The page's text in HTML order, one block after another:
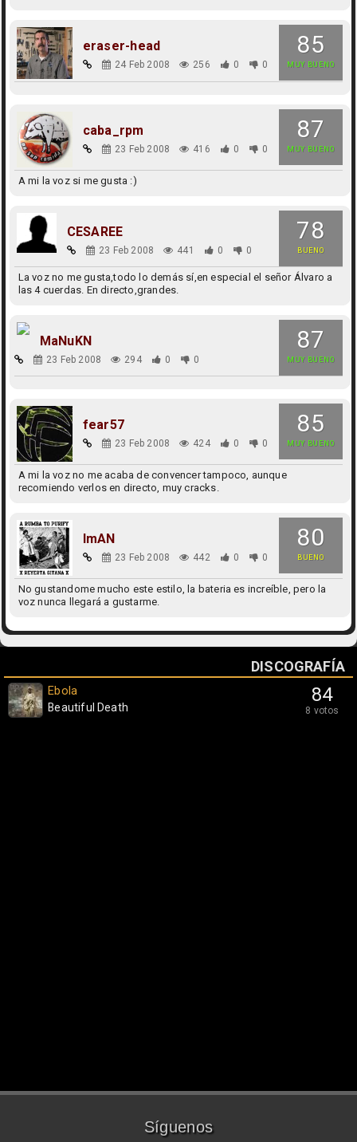
85
MUY BUENO
eraser-head
24 Feb 2008 256 0 0
87
MUY BUENO
caba_rpm
23 Feb 2008 416 0 0
A mi la voz si me gusta :)
78
BUENO
CESAREE
23 Feb 2008 441 0 0
La voz no me gusta,todo lo demás sí,en especial el señor Álvaro a
las 4 cuerdas. En directo,grandes.
87
MUY BUENO
MaNuKN
23 Feb 2008 294 0 0
85
MUY BUENO
fear57
23 Feb 2008 424 0 0
A mi la voz no me acaba de convencer tampoco, aunque
recomiendo verlos en directo, muy cracks.
80
BUENO
ImAN
23 Feb 2008 442 0 0
No gustandome mucho este estilo, la bateria es increíble, pero la
voz nunca llegará a gustarme.
DISCOGRAFÍA
84
8 votos
Ebola
Beautiful Death
Síguenos